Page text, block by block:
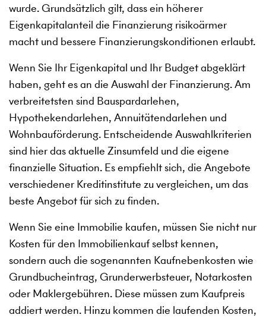
wurde. Grundsätzlich gilt, dass ein höherer
Eigenkapitalanteil die Finanzierung risikoärmer
macht und bessere Finanzierungskonditionen erlaubt.
Wenn Sie Ihr Eigenkapital und Ihr Budget abgeklärt
haben, geht es an die Auswahl der Finanzierung. Am
verbreitetsten sind Bauspardarlehen,
Hypothekendarlehen, Annuitätendarlehen und
Wohnbauförderung. Entscheidende Auswahlkriterien
sind hier das aktuelle Zinsumfeld und die eigene
finanzielle Situation. Es empfiehlt sich, die Angebote
verschiedener Kreditinstitute zu vergleichen, um das
beste Angebot für sich zu finden.
Wenn Sie eine Immobilie kaufen, müssen Sie nicht nur
Kosten für den Immobilienkauf selbst kennen,
sondern auch die sogenannten Kaufnebenkosten wie
Grundbucheintrag, Grunderwerbsteuer, Notarkosten
oder Maklergebühren. Diese müssen zum Kaufpreis
addiert werden. Hinzu kommen die laufenden Kosten,